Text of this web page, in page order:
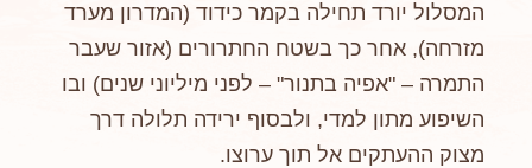
המסלול יורד תחילה בקמר כידוד (המדרון מערד
מזרחה), אחר כך בשטח החתרורים (אזור שעבר
התמרה – "אפיה בתנור" – לפני מיליוני שנים) ובו
השיפוע מתון למדי, ולבסוף ירידה תלולה דרך
מצוק ההעתקים אל תוך ערוצו.